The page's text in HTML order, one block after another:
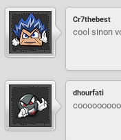
Cr7thebest
cool sinon
dhourfati